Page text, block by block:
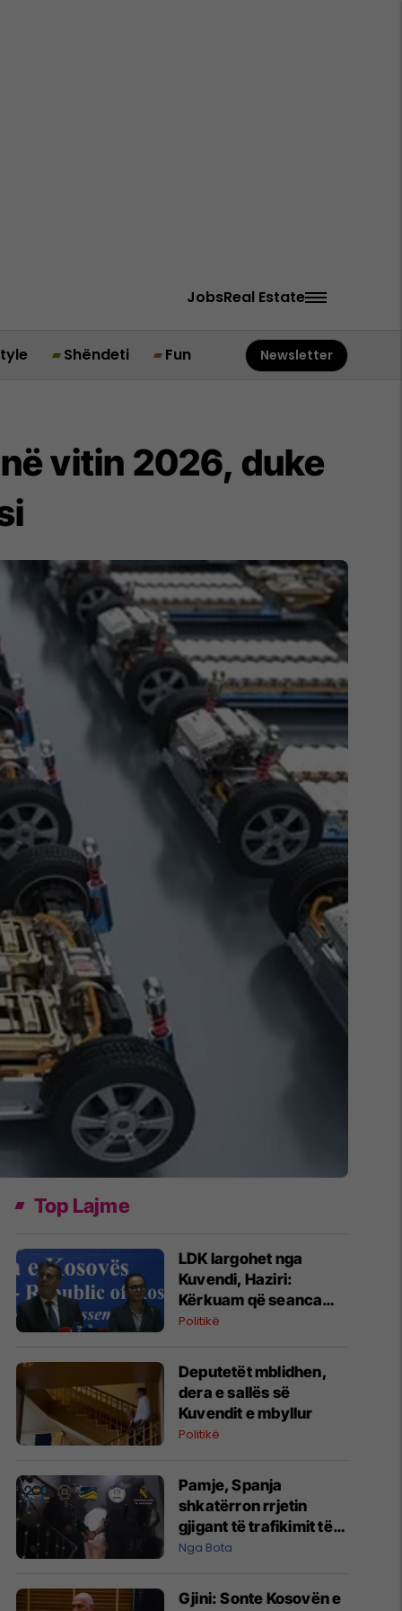
JobsReal Estate
Shëndeti Fun Newsletter
vitin 2026, duke
Top Lajme
LDK largohet nga
Kuvendi, Haziri:
Kërkuam që seanca
konstituive të mbahet
Politikë
Deputetët mblidhen,
dera e sallës së
Kuvendit e mbyllur
Politikë
Pamje, Spanja
shkatërron rrjetin
gjigant të trafikimit të
emigrantëve dhe
Nga Bota
Gjini: Sonte Kosovën e